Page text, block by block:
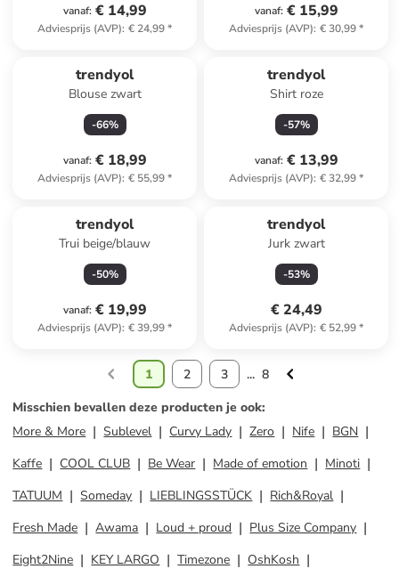
vanaf: € 14,99
Adviesprijs (AVP): € 24,99*
vanaf: € 15,99
Adviesprijs (AVP): € 30,99*
trendyol
Blouse zwart
-66%
vanaf: € 18,99
Adviesprijs (AVP): € 55,99*
trendyol
Shirt roze
-57%
vanaf: € 13,99
Adviesprijs (AVP): € 32,99*
trendyol
Trui beige/blauw
-50%
vanaf: € 19,99
Adviesprijs (AVP): € 39,99*
trendyol
Jurk zwart
-53%
€ 24,49
Adviesprijs (AVP): € 52,99*
1 2 3 ... 8
Misschien bevallen deze producten je ook:
More & More
Sublevel Curvy Lady Zero Nife
BGN
Kaffe
COOL CLUB Be Wear Made of emotion
Minoti
TATUUM
Someday LIEBLINGSSTÜCK
Rich&Royal
Fresh Made
Awama Loud + proud
Plus Size Company
Eight2Nine
KEY LARGO Timezone
OshKosh